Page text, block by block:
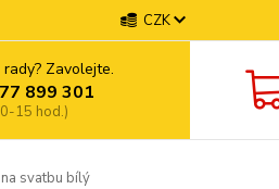
CZK
Zavolejte.
899 301
15 hod.)
svatbu bílý